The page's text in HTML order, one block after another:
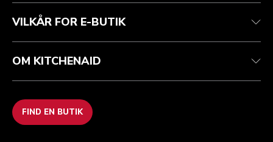
Ofte stillede spørgsmål
ODR
VILKÅR FOR E-BUTIK
OM KITCHENAID
FIND EN BUTIK